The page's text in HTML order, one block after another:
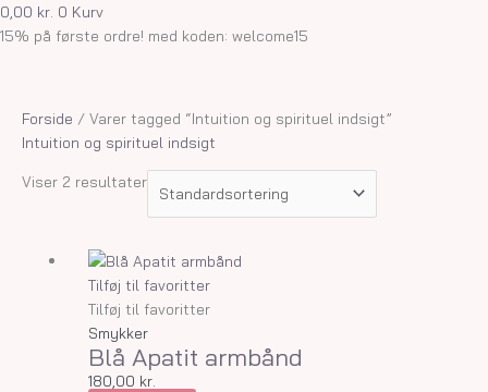
0,00 kr. 0 Kurv
15% på første ordre! med koden: welcome15
Forside / Varer tagged “Intuition og spirituel indsigt”
Intuition og spirituel indsigt
Viser 2 resultater
Tilføj til favoritter
Tilføj til favoritter
Smykker
Blå Apatit armbånd
180,00 kr.